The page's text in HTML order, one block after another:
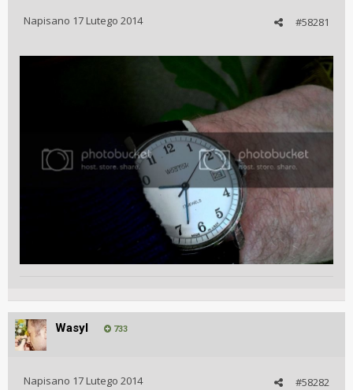
#58281
Napisano 17 Lutego 2014
Wasyl 733
#58282
Napisano 17 Lutego 2014